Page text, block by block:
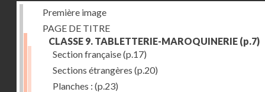
Première image
PAGE DE TITRE
CLASSE 9. TABLETTERIE-MAROQUINERIE (p.7)
Section française(p.17)
Sections étrangères (p.20)
Planches : (p.23)